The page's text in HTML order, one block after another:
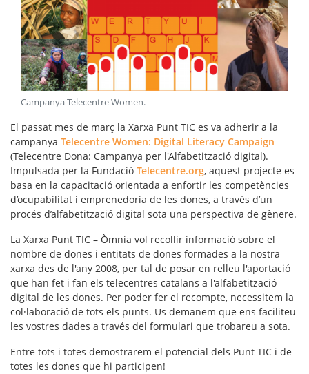
Campanya Telecentre Women.
El passat mes de març la Xarxa Punt TIC es va adherir a la
campanya Telecentre Women: Digital Literacy Campaign
(Telecentre Dona: Campanya per l'Alfabetització digital).
Impulsada per la Fundació Telecentre.org, aquest projecte es
basa en la capacitació orientada a enfortir les competències
d’ocupabilitat i emprenedoria de les dones, a través d’un
procés d’alfabetització digital sota una perspectiva de gènere.
La Xarxa Punt TIC – Òmnia vol recollir informació sobre el
nombre de dones i entitats de dones formades a la nostra
xarxa des de l'any 2008, per tal de posar en relleu l'aportació
que han fet i fan els telecentres catalans a l'alfabetització
digital de les dones. Per poder fer el recompte, necessitem la
col·laboració de tots els punts. Us demanem que ens faciliteu
les vostres dades a través del formulari que trobareu a sota.
Entre tots i totes demostrarem el potencial dels Punt TIC i de
totes les dones que hi participen!